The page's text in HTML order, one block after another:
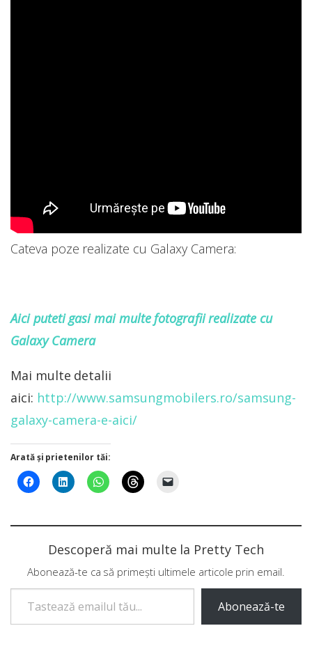
Cateva poze realizate cu Galaxy Camera:
Aici puteti gasi mai multe fotografii realizate cu
Galaxy Camera
Mai multe detalii
aici: http://www.samsungmobilers.ro/samsung-
galaxy-camera-e-aici/
Arată și prietenilor tăi:
Descoperă mai multe la Pretty Tech
Abonează-te ca să primești ultimele articole prin email.
Tastează emailul tău...
Abonează-te